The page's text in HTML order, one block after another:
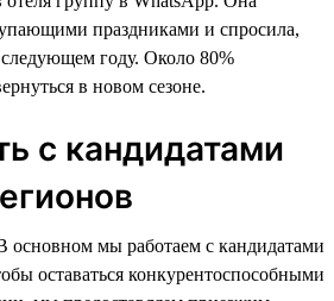
праздниками и спросила,
следующем году. Около 80%
в новом сезоне.
с кандидатами
основном мы работаем с кандидатами
оставаться конкурентоспособными